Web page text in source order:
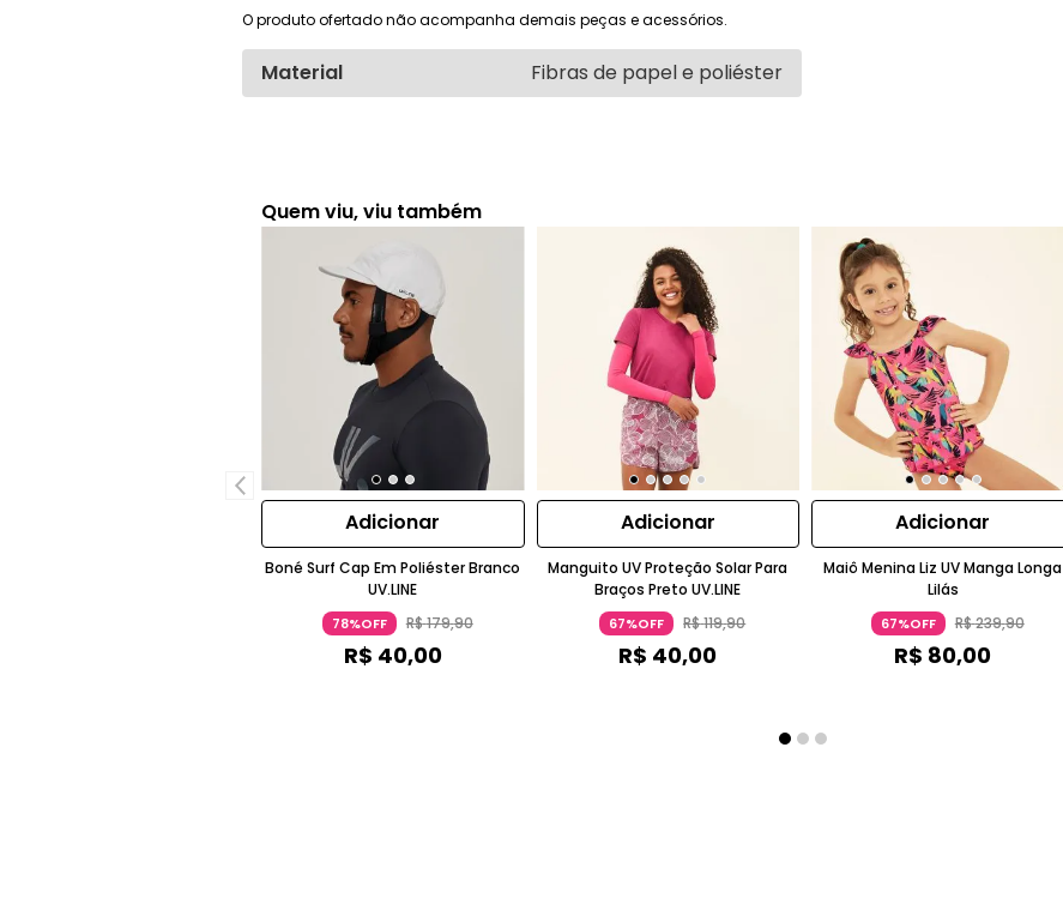
O produto ofertado não acompanha demais peças e acessórios.
Material Fibras de papel e poliéster
Quem viu, viu também
Adicionar
Boné Surf Cap Em Poliéster Branco
UV.LINE
78%OFF R$179,90
R$ 40,00
Adicionar
Manguito UV Proteção Solar Para
Braços Preto UV.LINE
67%OFF R$119,90
R$ 40,00
Adicionar
Maiô Menina Liz UV Manga Longa
Lilás
67%OFF R$239,90
R$ 80,00